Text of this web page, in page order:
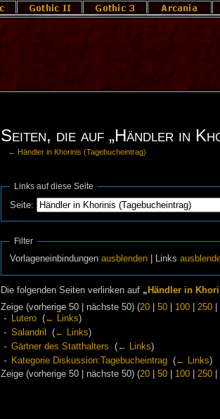
Seiten, die auf „Händler in
← Händler in Khorinis (Tagebucheintrag)
Links auf diese Seite
Seite:
Filter
Vorlageneinbindungenausblenden | Links
Die folgenden Seiten verlinken auf „ Händler in
Zeige (vorherige 50 | nächste 50) (20| 50| 100| 250|
Lutero‎ (← Links)
Salandril
(← Links)
Gärtner des Statthalters
(← Links)
Kategorie Diskussion:Tagebucheintrag‎ (← Links)
Zeige (vorherige 50 | nächste 50) (20| 50| 100| 250|